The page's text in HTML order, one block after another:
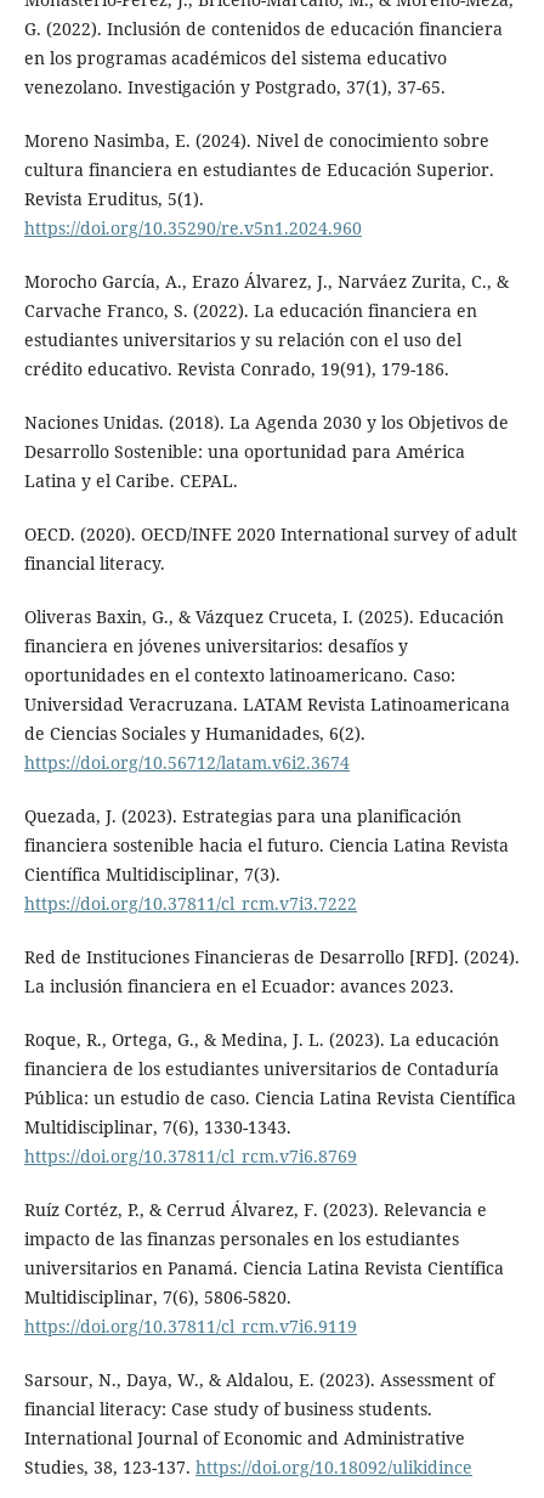
G. (2022). Inclusión de contenidos de educación financiera
en los programas académicos del sistema educativo
venezolano. Investigación y Postgrado, 37(1), 37-65.
Moreno Nasimba, E. (2024). Nivel de conocimiento sobre
cultura financiera en estudiantes de Educación Superior.
Revista Eruditus, 5(1).
https://doi.org/10.35290/re.v5n1.2024.960
Morocho García, A., Erazo Álvarez, J., Narváez Zurita, C., &
Carvache Franco, S. (2022). La educación financiera en
estudiantes universitarios y su relación con el uso del
crédito educativo. Revista Conrado, 19(91), 179-186.
Naciones Unidas. (2018). La Agenda 2030 y los Objetivos de
Desarrollo Sostenible: una oportunidad para América
Latina y el Caribe. CEPAL.
OECD. (2020). OECD/INFE 2020 International survey of adult
financial literacy.
Oliveras Baxin, G., & Vázquez Cruceta, I. (2025). Educación
financiera en jóvenes universitarios: desafíos y
oportunidades en el contexto latinoamericano. Caso:
Universidad Veracruzana. LATAM Revista Latinoamericana
de Ciencias Sociales y Humanidades, 6(2).
https://doi.org/10.56712/latam.v6i2.3674
Quezada, J. (2023). Estrategias para una planificación
financiera sostenible hacia el futuro. Ciencia Latina Revista
Científica Multidisciplinar, 7(3).
https://doi.org/10.37811/cl_rcm.v7i3.7222
Red de Instituciones Financieras de Desarrollo [RFD]. (2024).
La inclusión financiera en el Ecuador: avances 2023.
Roque, R., Ortega, G., & Medina, J. L. (2023). La educación
financiera de los estudiantes universitarios de Contaduría
Pública: un estudio de caso. Ciencia Latina Revista Científica
Multidisciplinar, 7(6), 1330-1343.
https://doi.org/10.37811/cl_rcm.v7i6.8769
Ruíz Cortéz, P., & Cerrud Álvarez, F. (2023). Relevancia e
impacto de las finanzas personales en los estudiantes
universitarios en Panamá. Ciencia Latina Revista Científica
Multidisciplinar, 7(6), 5806-5820.
https://doi.org/10.37811/cl_rcm.v7i6.9119
Sarsour, N., Daya, W., & Aldalou, E. (2023). Assessment of
financial literacy: Case study of business students.
International Journal of Economic and Administrative
Studies, 38, 123-137. https://doi.org/10.18092/ulikidince